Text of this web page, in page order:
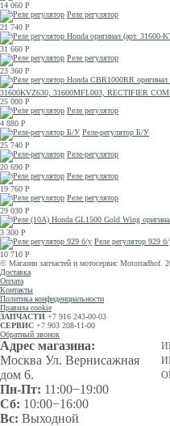
14 060 Р
Реле регулятор
21 740 Р
31 660 Р
Реле регулятор
23 360 Р
31600KVZ630, 31600MFL003, RECTIFIER
25 000 Р
Реле регулятор
4 880 Р
Реле-регулятор Б/У
25 740 Р
Реле-регулятор
20 690 Р
Реле регулятор
19 760 Р
Реле регулятор
29 030 Р
3 300 Р
Реле регулятор 929
10 710 Р
© Магазин запчастей и мотосервис Motorradhof.
Доставка
Оплата
Контакты
Политика конфиденциальности
Правила cookie
ЗАПЧАСТИ +7 916 243-00-03
СЕРВИС +7 903 208-11-00
Обратный звонок
Адрес магазина:
Москва Ул. Вернисажная
дом 6.
Пн-Пт: 11:00−19:00
Сб: 10:00−16:00
Вс: Выходной